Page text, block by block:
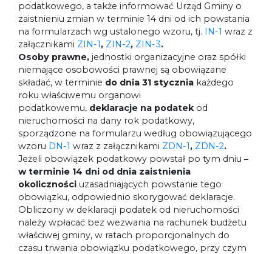
podatkowego, a także informować Urząd Gminy o
zaistnieniu zmian w terminie 14 dni od ich powstania
na formularzach wg ustalonego wzoru, tj. IN-1 wraz z
załącznikami ZIN-1, ZIN-2, ZIN-3.
Osoby prawne, jednostki organizacyjne oraz spółki
niemające osobowości prawnej są obowiązane
składać, w terminie do dnia 31 stycznia każdego
roku właściwemu organowi
podatkowemu, deklaracje na podatek od
nieruchomości na dany rok podatkowy,
sporządzone na formularzu według obowiązującego
wzoru DN-1 wraz z załącznikami ZDN-1, ZDN-2.
Jeżeli obowiązek podatkowy powstał po tym dniu –
w terminie 14 dni od dnia zaistnienia
okoliczności uzasadniających powstanie tego
obowiązku, odpowiednio skorygować deklaracje.
Obliczony w deklaracji podatek od nieruchomości
należy wpłacać bez wezwania na rachunek budżetu
właściwej gminy, w ratach proporcjonalnych do
czasu trwania obowiązku podatkowego, przy czym